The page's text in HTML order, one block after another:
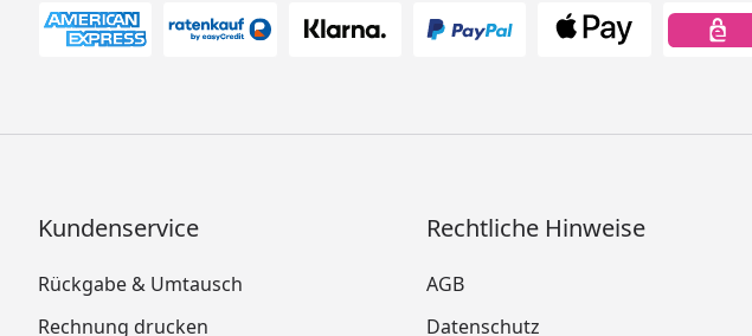
Kundenservice
Rückgabe & Umtausch
Rechnung drucken
Rechtliche Hinweise
AGB
Datenschutz